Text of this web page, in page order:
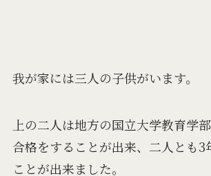
我が家には三人の子供がいます。
上の二人は地方の国立大学教育学
合格をすることが出来、二人とも3
ことが出来ました。